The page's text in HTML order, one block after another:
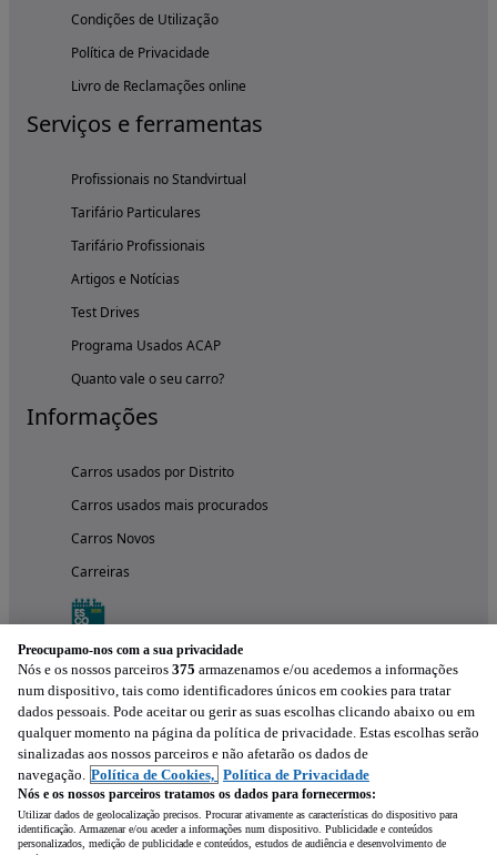
Condições de Utilização
Política de Privacidade
Livro de Reclamações online
Serviços e ferramentas
Profissionais no Standvirtual
Tarifário Particulares
Tarifário Profissionais
Artigos e Notícias
Test Drives
Programa Usados ACAP
Quanto vale o seu carro?
Informações
Carros usados por Distrito
Carros usados mais procurados
Carros Novos
Carreiras
Experimenta a aplicação
Preocupamo-nos com a sua privacidade
Nós e os nossos parceiros 375 armazenamos e/ou acedemos a informações
num dispositivo, tais como identificadores únicos em cookies para tratar
dados pessoais. Pode aceitar ou gerir as suas escolhas clicando abaixo ou em
qualquer momento na página da política de privacidade. Estas escolhas serão
sinalizadas aos nossos parceiros e não afetarão os dados de
navegação. Política de Cookies, Política de Privacidade
Nós e os nossos parceiros tratamos os dados para fornecermos:
Utilizar dados de geolocalização precisos. Procurar ativamente as características do dispositivo para
identificação. Armazenar e/ou aceder a informações num dispositivo. Publicidade e conteúdos
personalizados, medição de publicidade e conteúdos, estudos de audiência e desenvolvimento de